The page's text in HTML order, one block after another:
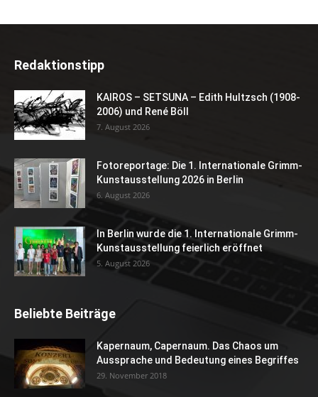
Redaktionstipp
KAIROS – SETSUNA – Edith Hultzsch (1908-
2006) und René Böll
7. August 2026
Fotoreportage: Die 1. Internationale Grimm-
Kunstausstellung 2026 in Berlin
6. August 2026
In Berlin wurde die 1. Internationale Grimm-
Kunstausstellung feierlich eröffnet
5. August 2026
Beliebte Beiträge
Kapernaum, Capernaum. Das Chaos um
Aussprache und Bedeutung eines Begriffes
29. November 2018